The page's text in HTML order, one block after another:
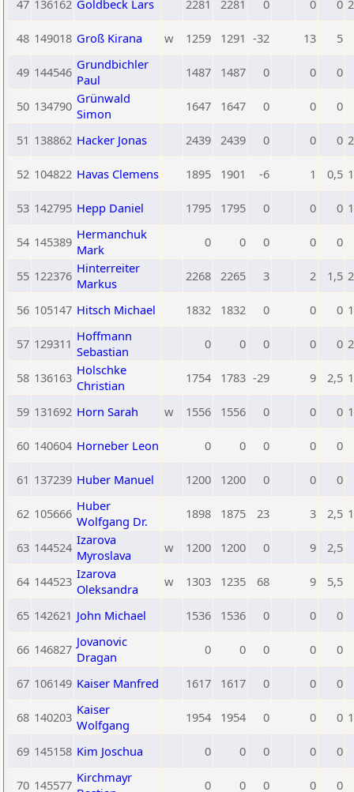
47 136162 Goldbeck Lars 2281 2281 0 0 0
48 149018 Groß Kirana w 1259 1291 -32 13 5
49 144546 Grundbichler
Paul
1487 1487 0 0 0
50 134790 Grünwald
Simon
1647 1647 0 0 0
51 138862 Hacker Jonas 2439 2439 0 0 0
52 104822 Havas Clemens 1895 1901 -6 1 0,5
53 142795 Hepp Daniel 1795 1795 0 0 0
54 145389 Hermanchuk
Mark
0 0 0 0 0
55 122376 Hinterreiter
Markus
2268 2265 3 2 1,5
56 105147 Hitsch Michael 1832 1832 0 0 0
57 129311 Hoffmann
Sebastian
0 0 0 0 0
58 136163 Holschke
Christian
1754 1783 -29 9 2,5
59 131692 Horn Sarah w 1556 1556 0 0 0
60 140604 Horneber Leon 0 0 0 0 0
61 137239 Huber Manuel 1200 1200 0 0 0
62 105666 Huber
Wolfgang Dr.
1898 1875 23 3 2,5
63 144524 Izarova
Myroslava
w 1200 1200 0 9 2,5
64 144523 Izarova
Oleksandra
w 1303 1235 68 9 5,5
65 142621 John Michael 1536 1536 0 0 0
66 146827 Jovanovic
Dragan
0 0 0 0 0
67 106149 Kaiser Manfred 1617 1617 0 0 0
68 140203 Kaiser
Wolfgang
1954 1954 0 0 0
69 145158 Kim Joschua 0 0 0 0 0
70 145577 Kirchmayr
0 0 0 0 0